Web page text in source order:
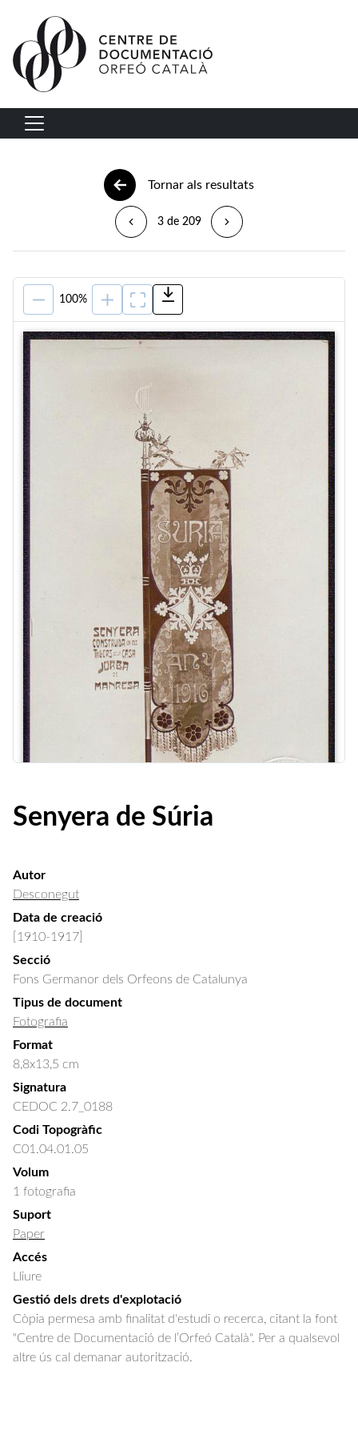
Vés al contingut
Navegació principal
Tornar als resultats
3 de 209
100%
Senyera de Súria
Autor
Desconegut
Data de creació
[1910-1917]
Secció
Fons Germanor dels Orfeons de Catalunya
Tipus de document
Fotografia
Format
8,8x13,5 cm
Signatura
CEDOC 2.7_0188
Codi Topogràfic
C01.04.01.05
Volum
1 fotografia
Suport
Paper
Accés
Lliure
Gestió dels drets d'explotació
Còpia permesa amb finalitat d'estudi o recerca, citant la font
"Centre de Documentació de l’Orfeó Català". Per a qualsevol
altre ús cal demanar autorització.